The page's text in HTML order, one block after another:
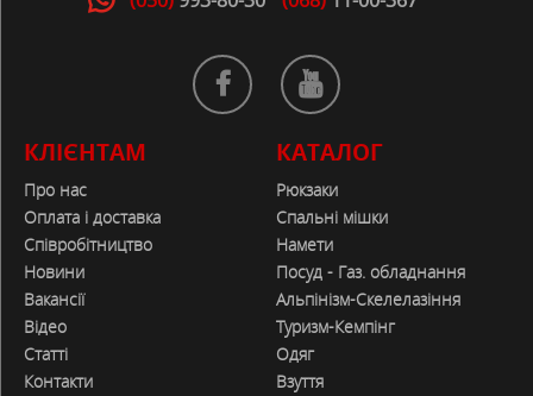
КЛІЄНТАМ
Про нас
Оплата і доставка
Співробітництво
Новини
Вакансії
Відео
Статті
Контакти
КАТАЛОГ
Рюкзаки
Спальні мішки
Намети
Посуд - Газ. обладнання
Альпінізм-Скелелазіння
Туризм-Кемпінг
Одяг
Взуття